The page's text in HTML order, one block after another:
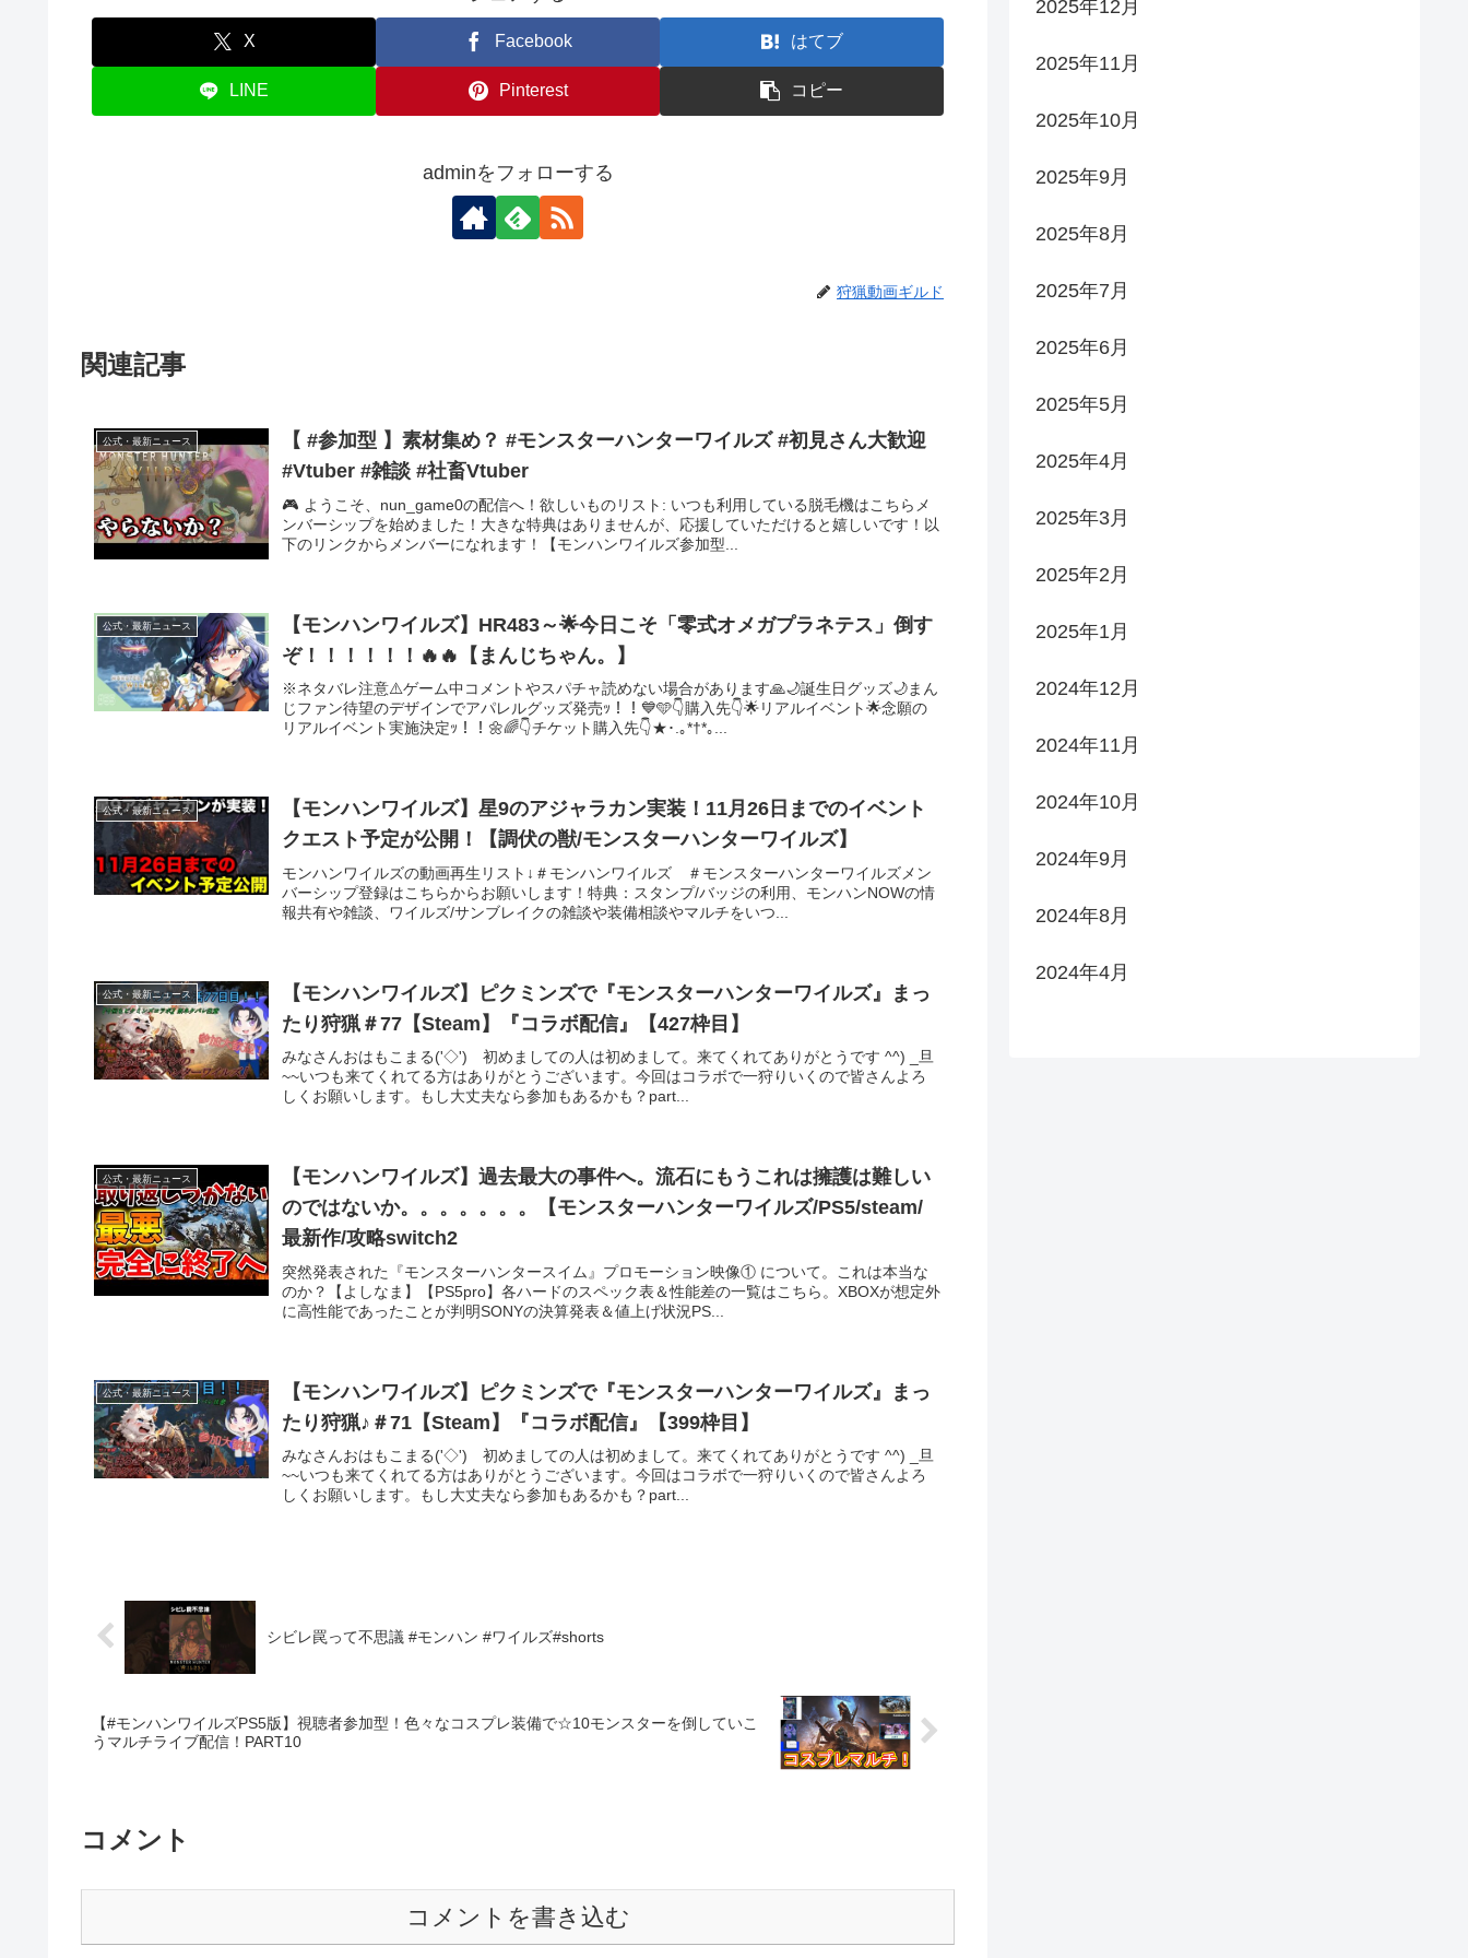
X Facebook はてブ
LINE Pinterest コピー
adminをフォローする
狩猟動画ギルド
関連記事
公式・最新ニュース
【 #参加型 】素材集め？ #モンスターハンターワイルズ #初見さん大歓迎
#Vtuber #雑談 #社畜Vtuber
🎮 ようこそ、nun_game0の配信へ！欲しいものリスト: いつも利用している脱毛機はこちらメ
ンバーシップを始めました！大きな特典はありませんが、応援していただけると嬉しいです！以
下のリンクからメンバーになれます！【モンハンワイルズ参加型...
公式・最新ニュース
【モンハンワイルズ】HR483～🌟今日こそ「零式オメガプラネテス」倒す
ぞ！！！！！！🔥🔥【まんじちゃん。】
※ネタバレ注意⚠️ゲーム中コメントやスパチャ読めない場合があります🙏🌙誕生日グッズ🌙まん
じファン待望のデザインでアパレルグッズ発売ｯ！！💙🩵👇購入先👇🌟リアルイベント🌟念願の
リアルイベント実施決定ｯ！！🌼🌈👇チケット購入先👇★･.｡*†*｡...
公式・最新ニュース
【モンハンワイルズ】星9のアジャラカン実装！11月26日までのイベント
クエスト予定が公開！【調伏の獣/モンスターハンターワイルズ】
モンハンワイルズの動画再生リスト↓＃モンハンワイルズ ＃モンスターハンターワイルズメン
バーシップ登録はこちらからお願いします！特典：スタンプ/バッジの利用、モンハンNOWの情
報共有や雑談、ワイルズ/サンブレイクの雑談や装備相談やマルチをいつ...
公式・最新ニュース
【モンハンワイルズ】ピクミンズで『モンスターハンターワイルズ』まっ
たり狩猟＃77【Steam】『コラボ配信』【427枠目】
みなさんおはもこまる('◇')ゞ初めましての人は初めまして。来てくれてありがとうです ^^) _旦
~~いつも来てくれてる方はありがとうございます。今回はコラボで一狩りいくので皆さんよろ
しくお願いします。もし大丈夫なら参加もあるかも？part...
公式・最新ニュース
【モンハンワイルズ】過去最大の事件へ。流石にもうこれは擁護は難しい
のではないか。。。。。。。【モンスターハンターワイルズ/PS5/steam/
最新作/攻略switch2
突然発表された『モンスターハンタースイム』プロモーション映像① について。これは本当な
のか？【よしなま】【PS5pro】各ハードのスペック表＆性能差の一覧はこちら。XBOXが想定外
に高性能であったことが判明SONYの決算発表＆値上げ状況PS...
公式・最新ニュース
【モンハンワイルズ】ピクミンズで『モンスターハンターワイルズ』まっ
たり狩猟♪＃71【Steam】『コラボ配信』【399枠目】
みなさんおはもこまる('◇')ゞ初めましての人は初めまして。来てくれてありがとうです ^^) _旦
~~いつも来てくれてる方はありがとうございます。今回はコラボで一狩りいくので皆さんよろ
しくお願いします。もし大丈夫なら参加もあるかも？part...
シビレ罠って不思議 #モンハン #ワイルズ#shorts
【#モンハンワイルズPS5版】視聴者参加型！色々なコスプレ装備で☆10モンスターを倒していこ
うマルチライブ配信！PART10
コメント
コメントを書き込む
2025年12月
2025年11月
2025年10月
2025年9月
2025年8月
2025年7月
2025年6月
2025年5月
2025年4月
2025年3月
2025年2月
2025年1月
2024年12月
2024年11月
2024年10月
2024年9月
2024年8月
2024年4月